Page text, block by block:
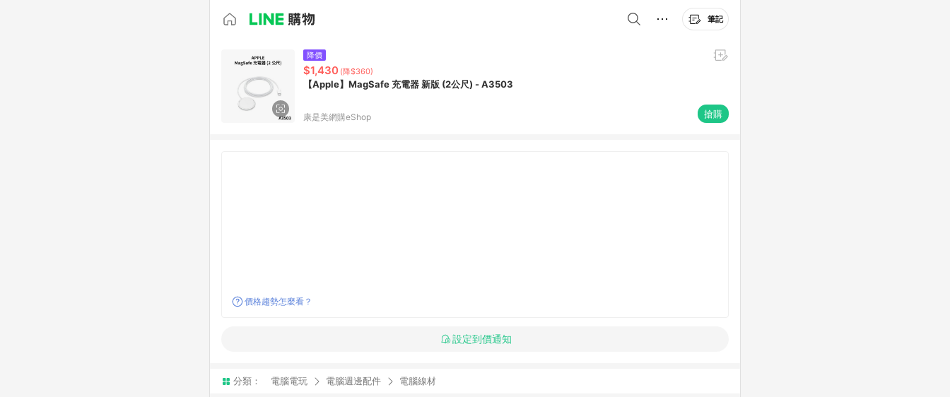
筆記
降價
$1,430 (降$360)
【Apple】MagSafe 充電器 新版 (2公尺) - A3503
康是美網購eShop 搶購
價格趨勢怎麼看？
設定到價通知
分類： 電腦電玩 電腦週邊配件 電腦線材